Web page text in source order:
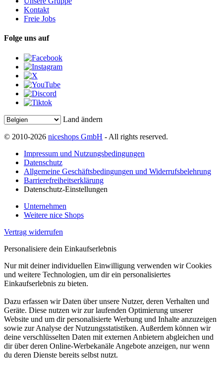
Kontakt
Freie Jobs
Folge uns auf
Land ändern
© 2010-2026 niceshops GmbH - All rights reserved.
Impressum und Nutzungsbedingungen
Datenschutz
Allgemeine Geschäftsbedingungen und Widerrufsbelehrung
Barrierefreiheitserklärung
Datenschutz-Einstellungen
Unternehmen
Weitere nice Shops
Vertrag widerrufen
Personalisiere dein Einkaufserlebnis
Nur mit deiner individuellen Einwilligung verwenden wir Cookies
und weitere Technologien, um dir ein personalisiertes
Einkaufserlebnis zu bieten.
Dazu erfassen wir Daten über unsere Nutzer, deren Verhalten und
Geräte. Diese nutzen wir zur laufenden Optimierung unserer
Website und um dir personalisierte Werbung und Inhalte anzuzeigen
sowie zur Analyse der Nutzungsstatistiken. Außerdem können wir
deine verschlüsselten Daten mit externen Anbietern abgleichen und
dir über deren Online-Werbekanäle Angebote anzeigen, nur wenn
du deren Dienste bereits selbst nutzt.